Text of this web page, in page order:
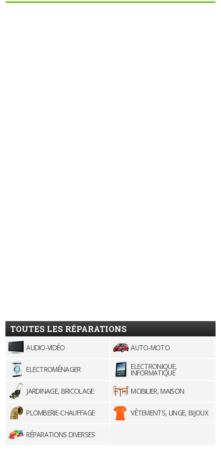
TOUTES LES RÉPARATIONS
AUDIO-VIDÉO AUTO-MOTO
ELECTROMÉNAGER ELECTRONIQUE,
INFORMATIQUE
JARDINAGE, BRICOLAGE
MOBILIER, MAISON
PLOMBERIE-CHAUFFAGE VÊTEMENTS, LINGE, BIJOUX
RÉPARATIONS DIVERSES